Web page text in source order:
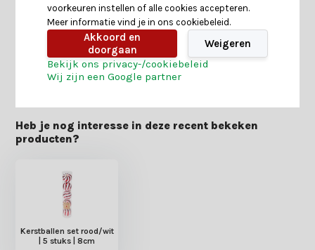
Reviews
Heb je nog interesse in deze recent bekeken
producten?
Kerstballen set rood/wit
| 5 stuks | 8cm
voorkeuren instellen of alle cookies accepteren.
Meer informatie vind je in ons cookiebeleid.
Akkoord en
doorgaan
Weigeren
Bekijk ons privacy-/cookiebeleid
Wij zijn een Google partner